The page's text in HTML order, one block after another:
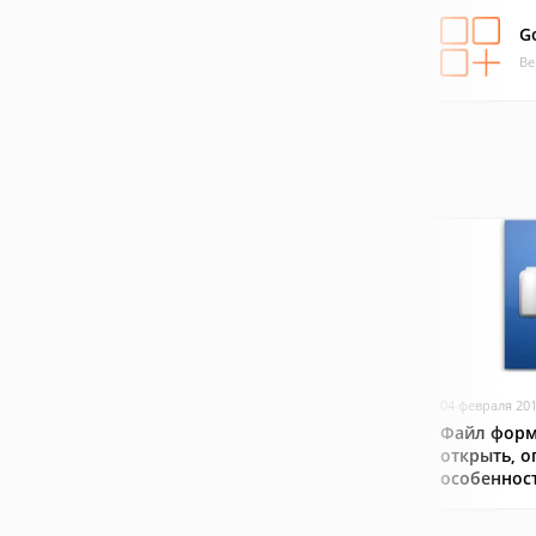
04 февраля
Файл
открыть,